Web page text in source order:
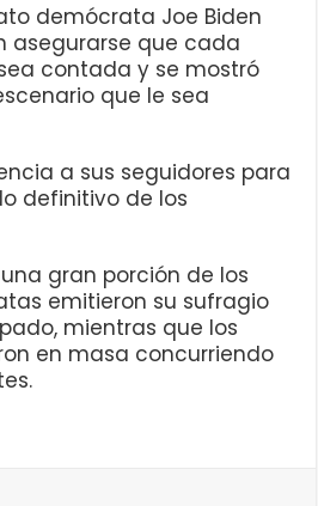
demócrata Joe Biden
asegurarse que cada
contada y se mostró
que le sea
a sus seguidores para
definitivo de los
gran porción de los
emitieron su sufragio
mientras que los
en masa concurriendo